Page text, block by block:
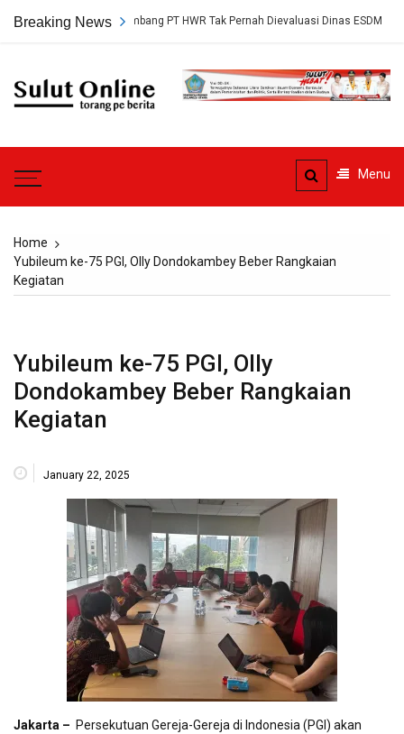
Breaking News
Tambang PT HWR Tak Pernah Dievaluasi Dinas ESDM
Sulut
Menu
Home
Yubileum ke-75 PGI, Olly Dondokambey Beber Rangkaian
Kegiatan
Yubileum ke-75 PGI, Olly
Dondokambey Beber Rangkaian
Kegiatan
January 22, 2025
Jakarta – Persekutuan Gereja-Gereja di Indonesia (PGI) akan